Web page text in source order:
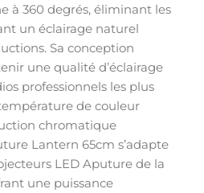
à 360 degrés, éliminant les
un éclairage naturel
Sa conception
une qualité d’éclairage
professionnels les plus
de couleur
chromatique
Lantern 65cm s’adapte
LED Aputure de la
une puissance